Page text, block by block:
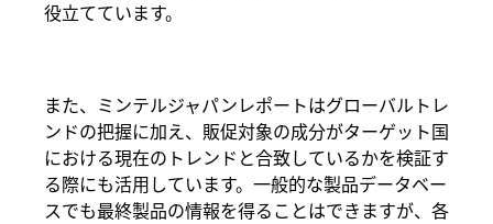
役立てています。
また、ミンテルジャパンレポートはグローバルトレ
ンドの把握に加え、販促対象の成分がターゲット国
における現在のトレンドと合致しているかを検証す
る際にも活用しています。一般的な製品データベー
スでも最終製品の情報を得ることはできますが、各